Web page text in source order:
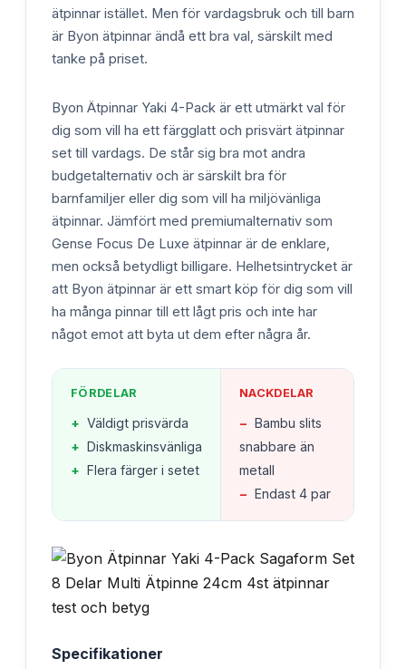
ätpinnar istället. Men för vardagsbruk och till barn
är Byon ätpinnar ändå ett bra val, särskilt med
tanke på priset.
Byon Ätpinnar Yaki 4-Pack är ett utmärkt val för
dig som vill ha ett färgglatt och prisvärt ätpinnar
set till vardags. De står sig bra mot andra
budgetalternativ och är särskilt bra för
barnfamiljer eller dig som vill ha miljövänliga
ätpinnar. Jämfört med premiumalternativ som
Gense Focus De Luxe ätpinnar är de enklare,
men också betydligt billigare. Helhetsintrycket är
att Byon ätpinnar är ett smart köp för dig som vill
ha många pinnar till ett lågt pris och inte har
något emot att byta ut dem efter några år.
FÖRDELAR
+ Väldigt prisvärda
+ Diskmaskinsvänliga
+ Flera färger i setet
NACKDELAR
− Bambu slits
snabbare än
metall
− Endast 4 par
Specifikationer